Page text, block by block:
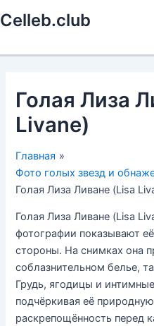
кCelleb.club
Голая Лиза
Livane)
Главная
Фото голых звезд и
Голая Лиза Ливане (Lisa
Голая Лиза Ливане (Lisa
фотографии показывают
стороны. На снимках она
соблазнительном белье,
Грудь, ягодицы и
подчёркивая её
раскрепощённость перед